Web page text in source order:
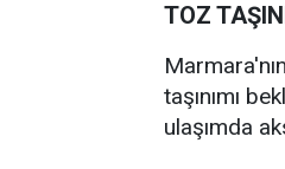
TOZ
taşınımı
ulaşımda